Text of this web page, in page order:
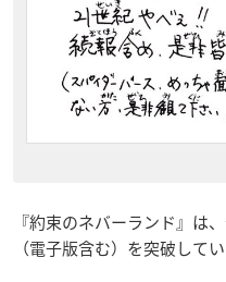
『約束のネバーランド』は
（電子版含む）を突破して